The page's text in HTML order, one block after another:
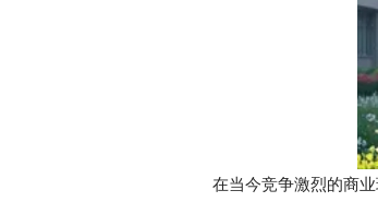
在当今竞争激烈的商